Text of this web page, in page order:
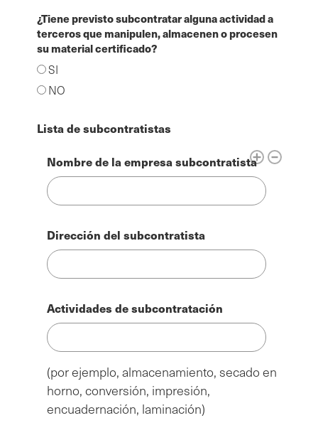
¿Tiene previsto subcontratar alguna actividad a
terceros que manipulen, almacenen o procesen
su material certificado?
SI
NO
Lista de subcontratistas
Nombre de la empresa subcontratista
Dirección del subcontratista
Actividades de subcontratación
(por ejemplo, almacenamiento, secado en
horno, conversión, impresión,
encuadernación, laminación)